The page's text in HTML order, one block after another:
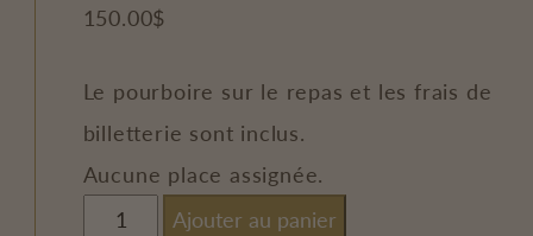
150.00$
Le pourboire sur le repas et les frais de
billetterie sont inclus.
Aucune place assignée.
quantité
Ajouter au panier